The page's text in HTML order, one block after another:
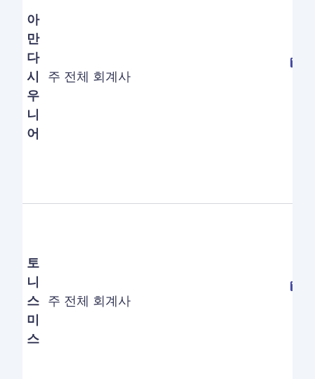
아
만
다
시
우
니
어
주 전체 회계사
토
니
스
미
스
주 전체 회계사